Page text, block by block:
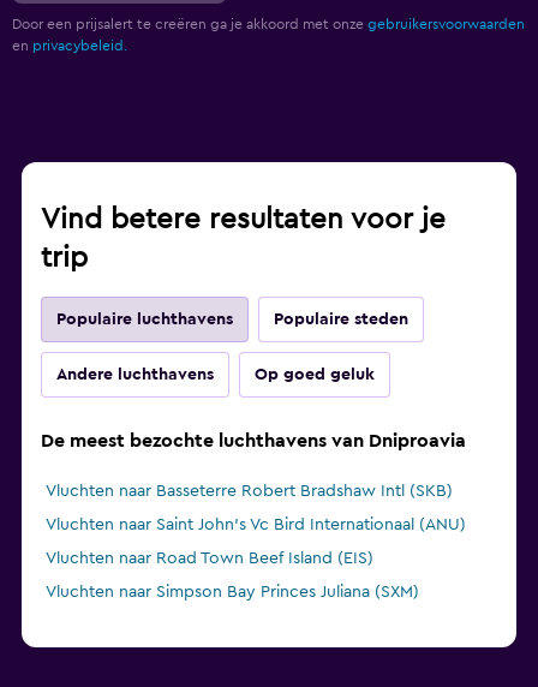
Door een prijsalert te creëren ga je akkoord met onze gebruikersvoorwaarden
en privacybeleid.
Vind betere resultaten voor je
trip
Populaire luchthavens Populaire steden
Andere luchthavens Op goed geluk
De meest bezochte luchthavens van Dniproavia
Vluchten naar Basseterre Robert Bradshaw Intl (SKB)
Vluchten naar Saint John's Vc Bird Internationaal (ANU)
Vluchten naar Road Town Beef Island (EIS)
Vluchten naar Simpson Bay Princes Juliana (SXM)